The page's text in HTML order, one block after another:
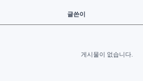
글쓴이
게시물이 없습니다.